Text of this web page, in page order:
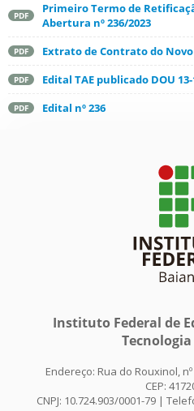
PDF
Primeiro Termo de
Abertura nº 236/2023
PDF Extrato de Contrato do
PDF Edital TAE publicado DOU 13-
PDF Edital nº 236
Instituto Federal de
Endereço: Rua do Rouxinol,
CEP:
CNPJ: 10.724.903/0001-79 |